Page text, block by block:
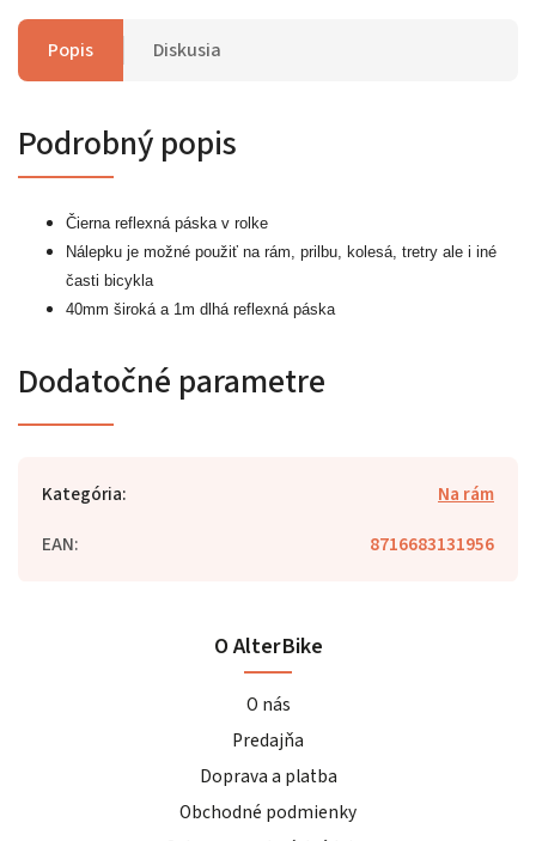
Popis Diskusia
Podrobný popis
Čierna reflexná páska v rolke
Nálepku je možné použiť na rám, prilbu, kolesá, tretry ale i iné
časti bicykla
40mm široká a 1m dlhá reflexná páska
Dodatočné parametre
Kategória:
Na rám
EAN: 8716683131956
O AlterBike
O nás
Predajňa
Doprava a platba
Obchodné podmienky